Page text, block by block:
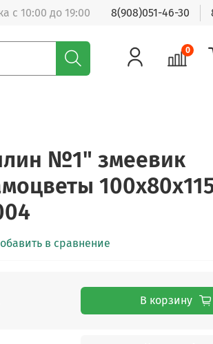
с 10:00 до 19:00 8(908)051-46-30
0
№1" змеевик
в сравнение
В корзину